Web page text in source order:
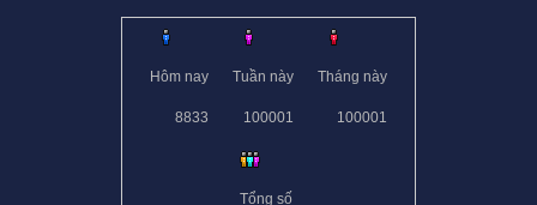
Hôm nay
8833
Tuần này
100001
Tháng này
100001
Tổng số